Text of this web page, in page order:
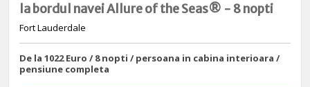
la bordul navei Allure of the Seas® - 8 nopti
Fort Lauderdale
De la 1022 Euro / 8 nopti / persoana in cabina interioara /
pensiune completa